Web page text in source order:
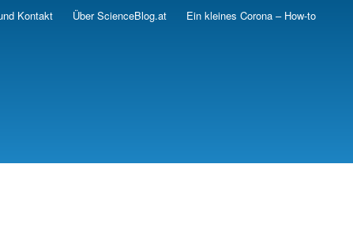
Kontakt Über ScienceBlog.at Ein kleines Corona – How-to